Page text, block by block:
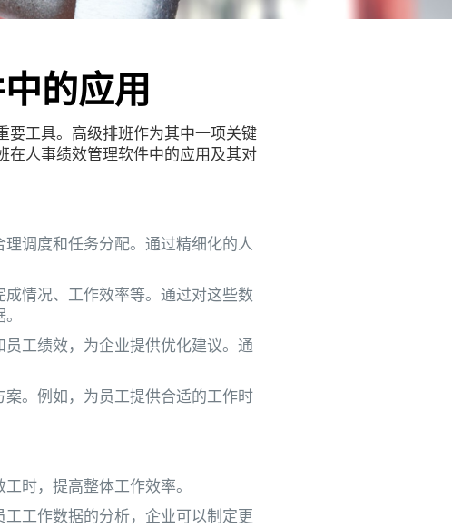
的应用
要工具。高级排班作为其中一项关键
在人事绩效管理软件中的应用及其对
调度和任务分配。通过精细化的人
情况、工作效率等。通过对这些数
工绩效，为企业提供优化建议。通
。例如，为员工提供合适的工作时
时，提高整体工作效率。
工作数据的分析，企业可以制定更